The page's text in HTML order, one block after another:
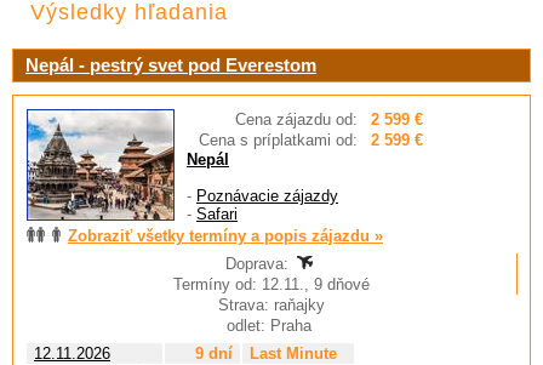
Výsledky hľadania
Nepál - pestrý svet pod Everestom
Cena zájazdu od:
2 599 €
Cena s príplatkami od:
2 599 €
Nepál
- Poznávacie zájazdy
- Safari
Zobraziť všetky termíny a popis zájazdu »
Doprava:
Termíny od: 12.11., 9 dňové
Strava: raňajky
odlet: Praha
12.11.2026
9 dní
Last Minute